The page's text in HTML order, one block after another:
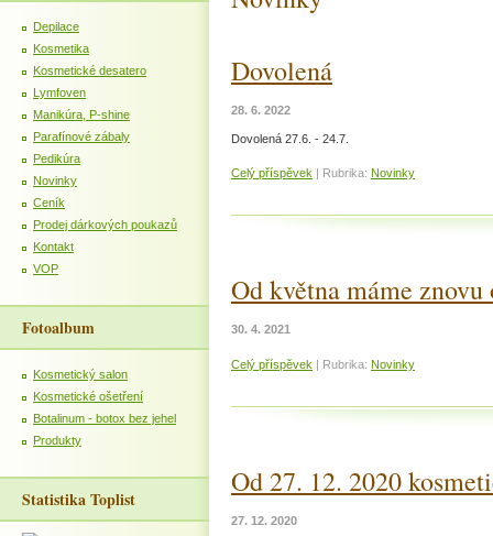
Dovolená
28. 6. 2022
Dovolená 27.6. - 24.7.
Celý příspěvek | Rubrika: Novinky
Od května máme znovu
30. 4. 2021
Celý příspěvek | Rubrika: Novinky
Od 27. 12. 2020
27. 12. 2020
Depilace
Kosmetika
Kosmetické desatero
Lymfoven
Manikúra, P-shine
Parafínové zábaly
Pedikúra
Novinky
Ceník
Prodej dárkových poukazů
Kontakt
VOP
Fotoalbum
Kosmetický salon
Kosmetické ošetření
Botalinum - botox bez jehel
Produkty
Statistika Toplist